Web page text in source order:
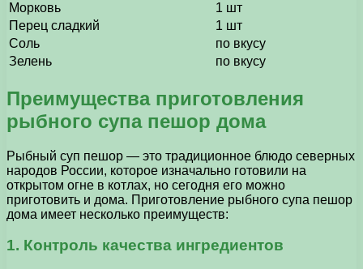
Морковь
1 шт
Перец сладкий
1 шт
Соль
по вкусу
Зелень
по вкусу
Преимущества приготовления
рыбного супа пешор дома
Рыбный суп пешор — это традиционное блюдо северных
народов России, которое изначально готовили на
открытом огне в котлах, но сегодня его можно
приготовить и дома. Приготовление рыбного супа пешор
дома имеет несколько преимуществ:
1. Контроль качества ингредиентов